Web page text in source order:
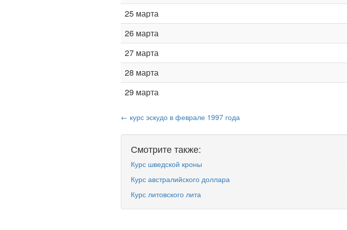
25 марта
26 марта
27 марта
28 марта
29 марта
← курс эскудо в феврале 1997 года
Смотрите также:
Курс шведской кроны
Курс австралийского доллара
Курс литовского лита